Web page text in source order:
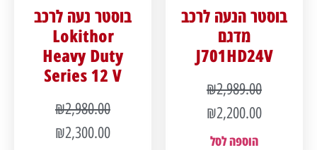
בוסטר הנעה לרכב
מדגם
J701HD24V
₪2,989.00
₪2,200.00
הוספה לסל
בוסטר נעה לרכב
Lokithor
Heavy Duty
Series 12 V
₪2,980.00
₪2,300.00